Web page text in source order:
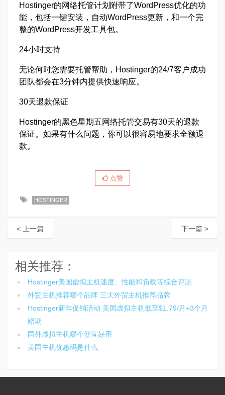
Hostinger的网络托管计划附带了WordPress优化的功
能，包括一键安装，自动WordPress更新，和一个完
整的WordPress开发工具包。
24小时支持
无论何时您需要托管帮助，Hostinger的24/7客户成功
团队都会在3分钟内提供快速响应。
30天退款保证
Hostinger的黑色星期五网络托管交易有30天的退款
保证。如果有什么问题，你可以很容易地要求全额退
款。
点赞
HOSTINGER
< 上一篇 下一篇 >
相关推荐：
Hostinger美国虚拟主机速度、性能和负载等综合评测
外贸主机推荐哪个品牌 三大外贸主机推荐品牌
Hostinger新年促销活动 美国虚拟主机低至$1.79/月+3个月
赠期
国外虚拟主机哪个便宜好用
美国主机优惠码是什么